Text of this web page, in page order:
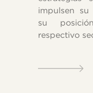
impulsen su
su
respectivo